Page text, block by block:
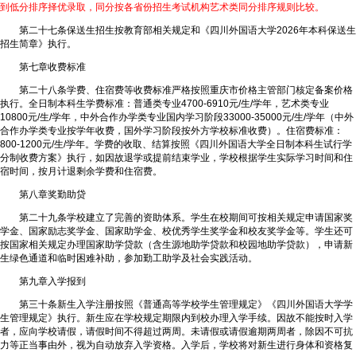
到低分排序择优录取，同分按各省份招生考试机构艺术类同分排序规则比较。
第二十七条保送生招生按教育部相关规定和《四川外国语大学2026年本科保送生
招生简章》执行。
第七章收费标准
第二十八条学费、住宿费等收费标准严格按照重庆市价格主管部门核定备案价格
执行。全日制本科生学费标准：普通类专业4700-6910元/生/学年，艺术类专业
10800元/生/学年，中外合作办学类专业国内学习阶段33000-35000元/生/学年（中外
合作办学类专业按学年收费，国外学习阶段按外方学校标准收费）。住宿费标准：
800-1200元/生/学年。学费的收取、结算按照《四川外国语大学全日制本科生试行学
分制收费方案》执行，如因故退学或提前结束学业，学校根据学生实际学习时间和住
宿时间，按月计退剩余学费和住宿费。
第八章奖勤助贷
第二十九条学校建立了完善的资助体系。学生在校期间可按相关规定申请国家奖
学金、国家励志奖学金、国家助学金、校优秀学生奖学金和校友奖学金等。学生还可
按国家相关规定办理国家助学贷款（含生源地助学贷款和校园地助学贷款），申请新
生绿色通道和临时困难补助，参加勤工助学及社会实践活动。
第九章入学报到
第三十条新生入学注册按照《普通高等学校学生管理规定》《四川外国语大学学
生管理规定》执行。新生应在学校规定期限内到校办理入学手续。因故不能按时入学
者，应向学校请假，请假时间不得超过两周。未请假或请假逾期两周者，除因不可抗
力等正当事由外，视为自动放弃入学资格。入学后，学校将对新生进行身体和资格复